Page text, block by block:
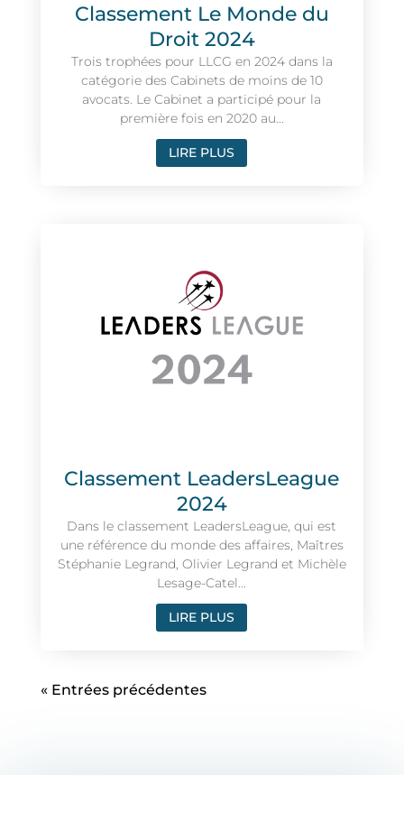
Classement Le Monde du
Droit 2024
Trois trophées pour LLCG en 2024 dans la
catégorie des Cabinets de moins de 10
avocats. Le Cabinet a participé pour la
première fois en 2020 au...
LIRE PLUS
Classement LeadersLeague
2024
Dans le classement LeadersLeague, qui est
une référence du monde des affaires, Maîtres
Stéphanie Legrand, Olivier Legrand et Michèle
Lesage-Catel...
LIRE PLUS
« Entrées précédentes